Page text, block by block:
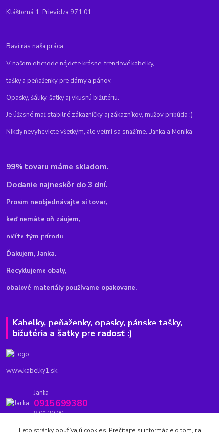
Kláštorná 1, Prievidza 971 01
Baví nás naša práca...
V našom obchode nájdete krásne, trendové kabelky,
tašky a peňaženky pre dámy a pánov.
Opasky, šáliky, šatky aj vkusnú bižutériu.
Je úžasné mať stabilné zákazníčky aj zákazníkov, mužov pribúda :)
Nikdy nevyhoviete všetkým, ale veľmi sa snažíme...Janka a Monika
99% tovaru máme skladom.
Dodanie najneskôr do 3 dní.
Prosím neobjednávajte si tovar,
keď nemáte oň záujem,
ničíte tým prírodu.
Ďakujem, Janka.
Recyklujeme obaly,
obalové materiály používame opakovane.
Kabelky, peňaženky, opasky, pánske tašky,
bižutéria a šatky pre radosť :)
www.kabelky1.sk
Janka
0915699380
8.00-20.00
Tieto stránky používajú cookies. Prečítajte si informácie o tom, na